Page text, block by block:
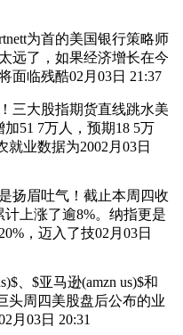
为首的美国银行策略师
远了，如果经济增长在今
面临残酷02月03日 21:37
三大股指期货直线跳水美
51 7万人，预期18 5万
就业数据为2002月03日
扬眉吐气！截止本周四收
上涨了逾8%。纳指更是
，迈入了技02月03日
、$亚马逊(amzn us)$和
头周四美股盘后公布的业
月03日 20:31